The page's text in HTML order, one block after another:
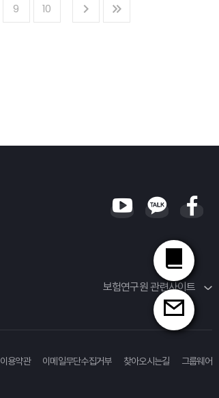
9 10
보험연구원 관련사이트
이용약관 이메일무단수집거부 찾아오시는길 그룹웨어